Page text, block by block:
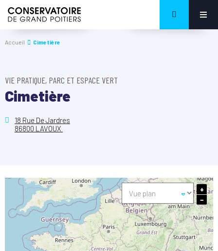
Accueil Cimetière
VIE PRATIQUE, PARC ET ESPACE VERT
Cimetière
18 Rue De Jardres
86800 LAVOUX
+
−